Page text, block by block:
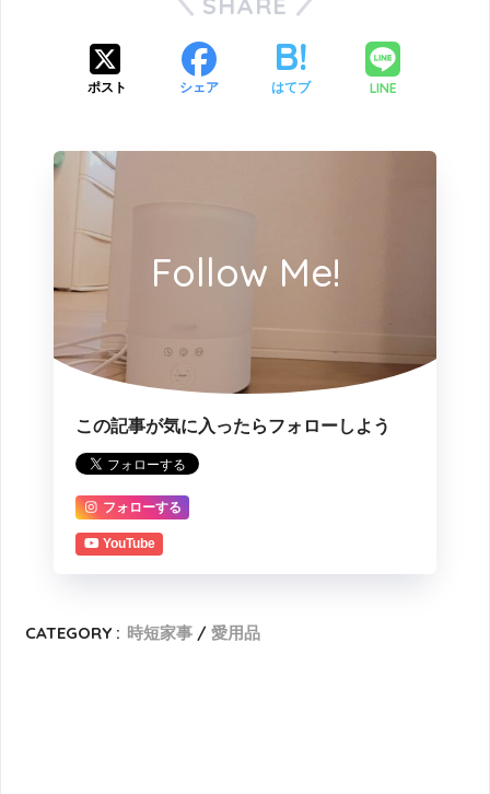
ポスト シェア はてブ LINE
Follow Me!
この記事が気に入ったらフォローしよう
フォローする
YouTube
CATEGORY : 時短家事 愛用品